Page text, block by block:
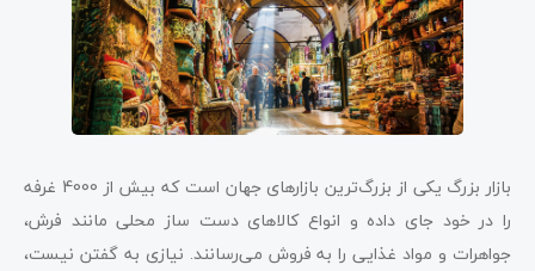
بازار بزرگ یکی از بزرگ‌ترین بازارهای جهان است که بیش از 4000 غرفه
را در خود جای داده و انواع کالاهای دست ساز محلی مانند فرش،
جواهرات و مواد غذایی را به فروش می‌رسانند. نیازی به گفتن نیست،